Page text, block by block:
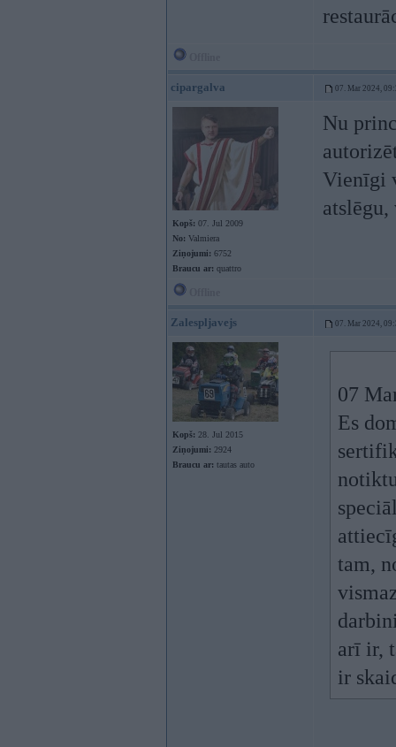
cipargalva 07. Mar 2024,
Kopš: 07. Jul 2009
No: Valmiera
Ziņojumi: 6752
Braucu ar: quattro
Nu
Vienīgi
Zalespljavejs 07. Mar 2024,
Kopš: 28. Jul 2015
Ziņojumi: 2924
Braucu ar: tautas auto
07
Es
tam,
arī ir,
ir